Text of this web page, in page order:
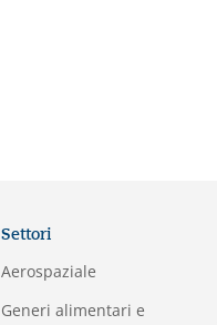
Settori
Aerospaziale
Generi alimentari e